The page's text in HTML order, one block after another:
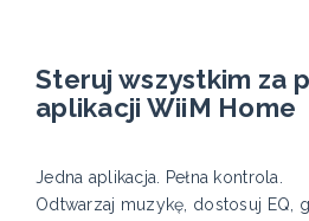
Steruj wszystkim za
aplikacji WiiM Home
Jedna aplikacja. Pełna kontrola.
Odtwarzaj muzykę, dostosuj EQ,